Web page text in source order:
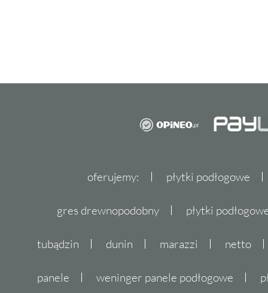
oferujemy: płytki podłogowe
gres drewnopodobny płytki
tubądzin dunin marazzi netto
panele weninger panele podłogowe